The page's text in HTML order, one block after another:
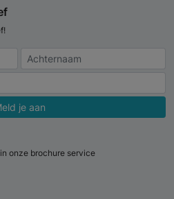
je aan
onze brochure service